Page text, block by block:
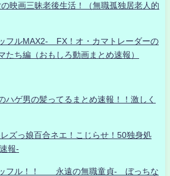
映画三昧老後生活！（無職孤独居老人的
フルMAX2- FX！オ・カマトレーダーの
ち編（おもしろ動画まとめ速報）
ハゲ男の髪ってるまとめ速報！！激しく
ズっ娘百合ネエ！こじらせ！50独身処
報-
ッフル！！ 永遠の無職童貞- ぼっちな